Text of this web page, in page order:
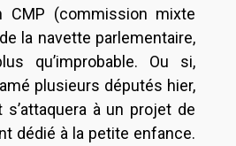
CMP (commission mixte
la navette parlementaire,
qu’improbable. Ou si,
plusieurs députés hier,
s’attaquera à un projet de
dédié à la petite enfance.